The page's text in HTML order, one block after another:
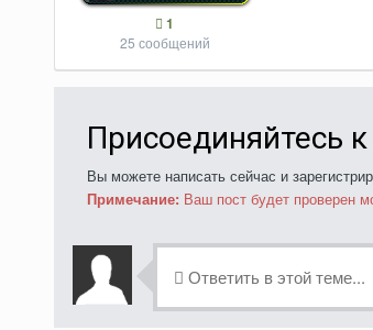
1
25 сообщений
Присоединяйтесь
Вы можете написать сейчас и
Примечание: Ваш пост будет проверен
Ответить в этой теме...